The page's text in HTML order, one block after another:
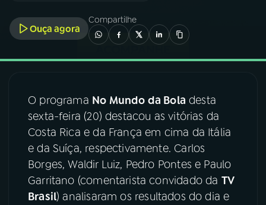
A RÁDIO
03PROGRAMAÇÃO
04PROGRAMAS
PODCASTS
06VIDEOCASTS
Ouça agora
Compartilhe
O programa No Mundo da Bola desta
sexta-feira (20) destacou as vitórias da
Costa Rica e da França em cima da Itália
e da Suíça, respectivamente. Carlos
Borges, Waldir Luiz, Pedro Pontes e Paulo
Garritano (comentarista convidado da TV
Brasil) analisaram os resultados do dia e